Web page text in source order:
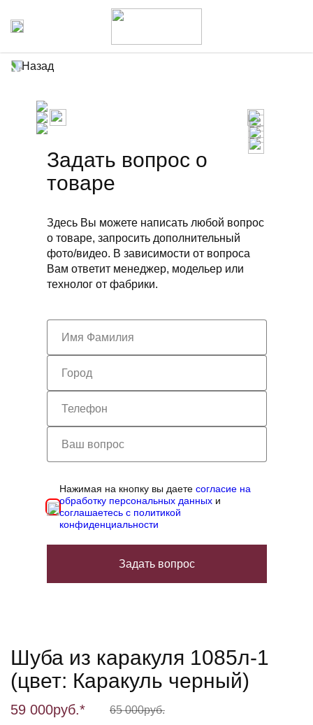
Назад
Задать вопрос о
товаре
Здесь Вы можете написать любой вопрос
о товаре, запросить дополнительный
фото/видео. В зависимости от вопроса
Вам ответит менеджер, модельер или
технолог от фабрики.
Нажимая на кнопку вы даетесогласие на
обработку персональных данных и
соглашаетесь с политикой
конфиденциальности
Задать вопрос
Шуба из каракуля 1085л-1
(цвет: Каракуль черный)
59 000руб.* 65 000руб.